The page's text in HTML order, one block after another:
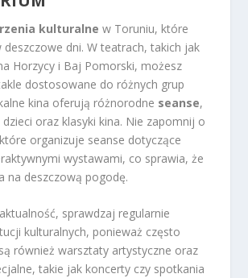
kulturalne w Toruniu, które
deszczowe dni. W teatrach, takich jak
Horzycy i Baj Pomorski, możesz
dostosowane do różnych grup
kina oferują różnorodne seanse,
oraz klasyki kina. Nie zapomnij o
organizuje seanse dotyczące
wystawami, co sprawia, że
na deszczową pogodę.
sprawdzaj regularnie
kulturalnych, ponieważ często
również warsztaty artystyczne oraz
takie jak koncerty czy spotkania